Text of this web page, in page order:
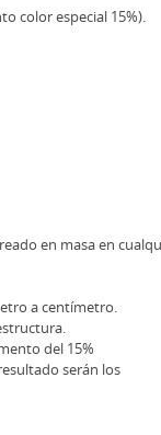
color especial 15%).
en masa en
a centímetro.
del 15%
serán los